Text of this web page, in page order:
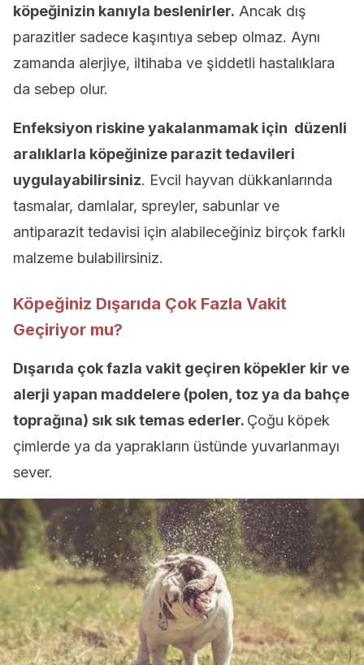
köpeğinizin kanıyla beslenirler. Ancak dış
parazitler sadece kaşıntıya sebep olmaz. Aynı
zamanda alerjiye, iltihaba ve şiddetli hastalıklara
da sebep olur.
Enfeksiyon riskine yakalanmamak için düzenli
aralıklarla köpeğinize parazit tedavileri
uygulayabilirsiniz. Evcil hayvan dükkanlarında
tasmalar, damlalar, spreyler, sabunlar ve
antiparazit tedavisi için alabileceğiniz birçok farklı
malzeme bulabilirsiniz.
Köpeğiniz Dışarıda Çok Fazla Vakit
Geçiriyor mu?
Dışarıda çok fazla vakit geçiren köpekler kir ve
alerji yapan maddelere (polen, toz ya da bahçe
toprağına) sık sık temas ederler. Çoğu köpek
çimlerde ya da yaprakların üstünde yuvarlanmayı
sever.